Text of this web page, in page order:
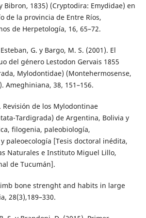
1835) (Cryptodira: Emydidae) en
de la provincia de Entre Ríos,
de Herpetología, 16, 65–72.
G. y Bargo, M. S. (2001). El
del género Lestodon Gervais 1855
Mylodontidae) (Montehermosense,
Ameghiniana, 38, 151–156.
Revisión de los Mylodontinae
Tardigrada) de Argentina, Bolivia y
filogenia, paleobiología,
paleoecología [Tesis doctoral inédita,
Naturales e Instituto Miguel Lillo,
de Tucumán].
bone strenght and habits in large
28(3),189–330.